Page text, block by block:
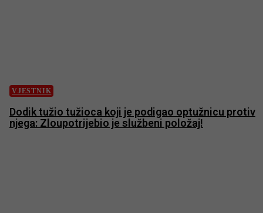
VJESTNIK
Dodik tužio tužioca koji je podigao optužnicu protiv
njega: Zloupotrijebio je službeni položaj!